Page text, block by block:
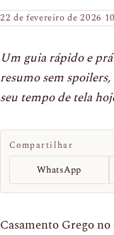
22 de fevereiro de 2026·
Um guia rápido e
resumo sem
seu tempo de tela
Compartilhar
WhatsApp
Casamento Grego